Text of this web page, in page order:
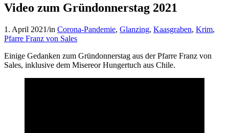
Video zum Gründonnerstag 2021
1. April 2021/in Corona-Pandemie, Glanzing, Kaasgraben, Krim,
Pfarre Franz von Sales
Einige Gedanken zum Gründonnerstag aus der Pfarre Franz von
Sales, inklusive dem Misereor Hungertuch aus Chile.